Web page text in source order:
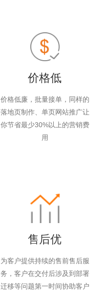
价格低
价格低廉，批量接单，同样的
落地页制作、单页网站推广让
你节省最少30%以上的营销费
用
售后优
为客户提供持续的售前售后服
务，客户在交付后涉及到部署
迁移等问题第一时间协助客户